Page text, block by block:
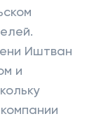
Иштван
и